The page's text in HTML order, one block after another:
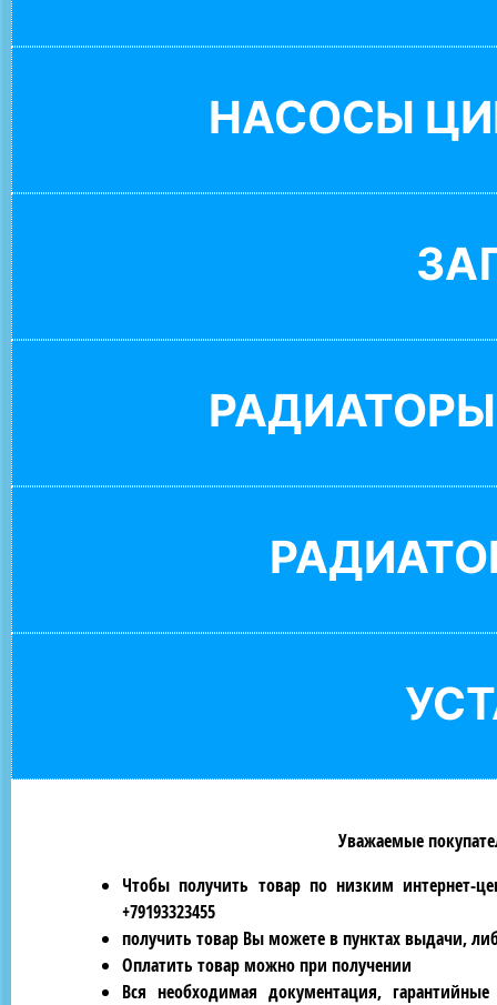
НАСОСЫ
Уважаемые
Чтобы получить товар по низким интернет-
+79193323455
получить товар Вы можете в пунктах выдачи,
Оплатить товар можно при получении
Вся необходимая документация,